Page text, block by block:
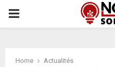
PRIMARY
Home
Actualités